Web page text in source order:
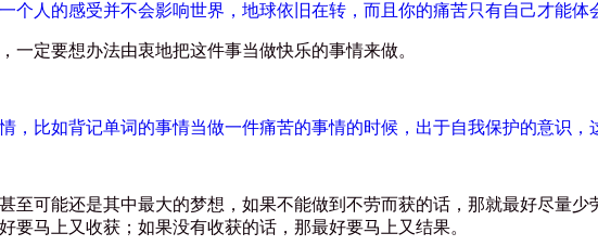
个人的感受并不会影响世界，地球依旧在转，而且你的痛苦只有自己才能
定要想办法由衷地把这件事当做快乐的事情来做。
，比如背记单词的事情当做一件痛苦的事情的时候，出于自我保护的意识
至可能还是其中最大的梦想，如果不能做到不劳而获的话，那就最好尽量
要马上又收获；如果没有收获的话，那最好要马上又结果。